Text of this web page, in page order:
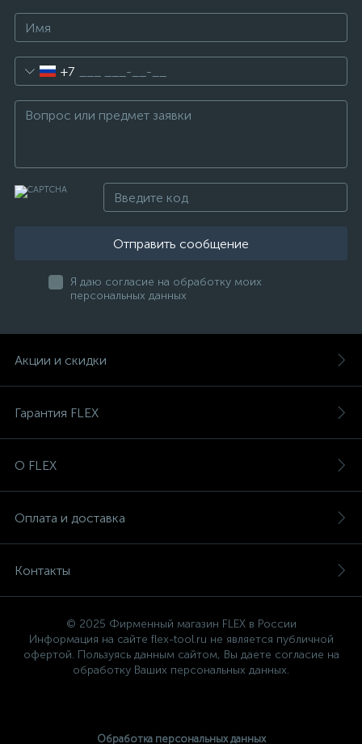
+7
Отправить сообщение
Я даю согласие на обработку моих
персональных данных
Акции и скидки
Гарантия FLEX
О FLEX
Оплата и доставка
Контакты
© 2025 Фирменный магазин FLEX в России
Информация на сайте flex-tool.ru не является публичной
офертой. Пользуясь данным сайтом, Вы даете согласие на
обработку Ваших персональных данных.
Обработка персональных данных